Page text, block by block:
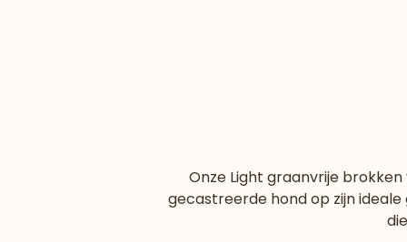
Onze Light graanvrije
gecastreerde hond op zijn